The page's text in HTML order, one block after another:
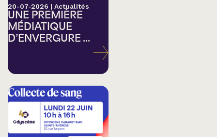
20-07-2026 | Actualités
UNE PREMIÈRE
MÉDIATIQUE
D’ENVERGURE ...